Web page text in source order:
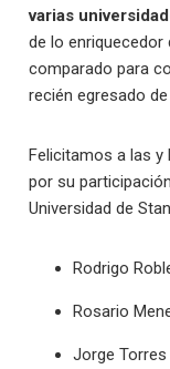
varias
de lo enriquecedor
comparado para
recién egresado de
Felicitamos a las
por su
Universidad de
Rodrigo
Rosario
Jorge Torres